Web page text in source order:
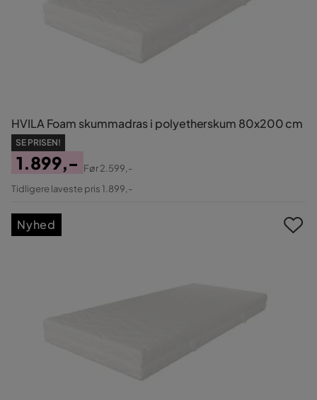
HVILA Foam skummadras i polyetherskum 80x200 cm
SE PRISEN!
Pris
1.899,-
Original
Før2.599,-
Tidligere laveste pris 1.899,-
Nyhed